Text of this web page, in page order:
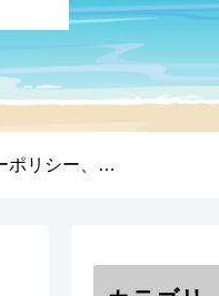
プライバシーポリシー、免責事項、著作権について